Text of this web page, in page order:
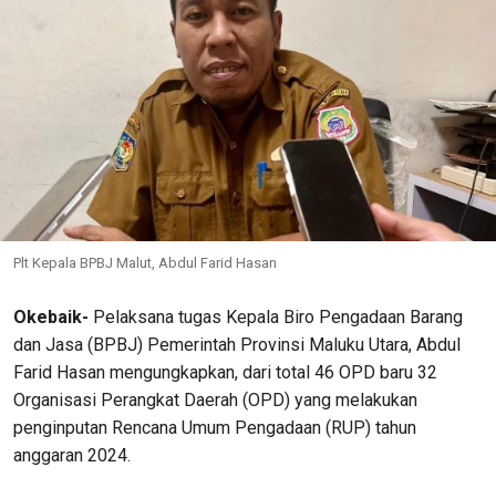
Plt Kepala BPBJ Malut, Abdul Farid Hasan
Okebaik- Pelaksana tugas Kepala Biro Pengadaan Barang
dan Jasa (BPBJ) Pemerintah Provinsi Maluku Utara, Abdul
Farid Hasan mengungkapkan, dari total 46 OPD baru 32
Organisasi Perangkat Daerah (OPD) yang melakukan
penginputan Rencana Umum Pengadaan (RUP) tahun
anggaran 2024.